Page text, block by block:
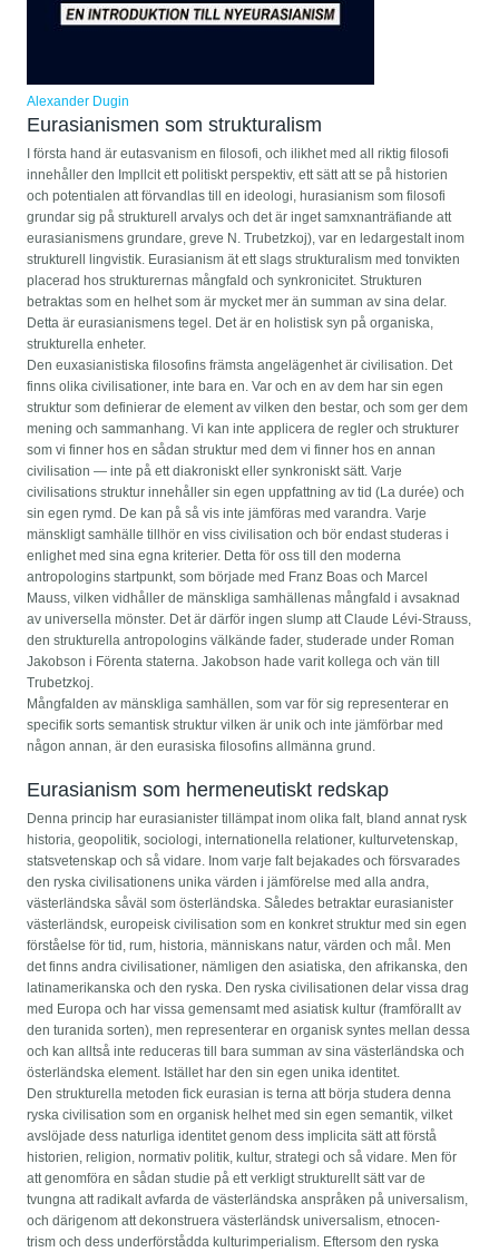
Alexander Dugin
Eurasianismen som strukturalism
I första hand är eutasvanism en filosofi, och ilikhet med all riktig filosofi
innehåller den Impllcit ett politiskt perspektiv, ett sätt att se på historien
och potentialen att förvandlas till en ideologi, hurasianism som filosofi
grundar sig på strukturell arvalys och det är inget samxnanträfiande att
eurasianismens grundare, greve N. Trubetzkoj), var en ledargestalt inom
strukturell lingvistik. Eurasianism ät ett slags strukturalism med tonvikten
placerad hos strukturernas mångfald och synkronicitet. Strukturen
betraktas som en helhet som är mycket mer än summan av sina delar.
Detta är eurasianismens tegel. Det är en holistisk syn på organiska,
strukturella enheter.
Den euxasianistiska filosofins främsta angelägenhet är civilisation. Det
finns olika civilisationer, inte bara en. Var och en av dem har sin egen
struktur som definierar de element av vilken den bestar, och som ger dem
mening och sammanhang. Vi kan inte applicera de regler och strukturer
som vi finner hos en sådan struktur med dem vi finner hos en annan
civilisation — inte på ett diakroniskt eller synkroniskt sätt. Varje
civilisations struktur innehåller sin egen uppfattning av tid (La durée) och
sin egen rymd. De kan på så vis inte jämföras med varandra. Varje
mänskligt samhälle tillhör en viss civilisation och bör endast studeras i
enlighet med sina egna kriterier. Detta för oss till den moderna
antropologins startpunkt, som började med Franz Boas och Marcel
Mauss, vilken vidhåller de mänskliga samhällenas mångfald i avsaknad
av universella mönster. Det är därför ingen slump att Claude Lévi-Strauss,
den strukturella antropologins välkände fader, studerade under Roman
Jakobson i Förenta staterna. Jakobson hade varit kollega och vän till
Trubetzkoj.
Mångfalden av mänskliga samhällen, som var för sig representerar en
specifik sorts semantisk struktur vilken är unik och inte jämförbar med
någon annan, är den eurasiska filosofins allmänna grund.
Eurasianism som hermeneutiskt redskap
Denna princip har eurasianister tillämpat inom olika falt, bland annat rysk
historia, geopolitik, sociologi, internationella relationer, kulturvetenskap,
statsvetenskap och så vidare. Inom varje falt bejakades och försvarades
den ryska civilisationens unika värden i jämförelse med alla andra,
västerländska såväl som österländska. Således betraktar eurasianister
västerländsk, europeisk civilisation som en konkret struktur med sin egen
förståelse för tid, rum, historia, människans natur, värden och mål. Men
det finns andra civilisationer, nämligen den asiatiska, den afrikanska, den
latinamerikanska och den ryska. Den ryska civilisationen delar vissa drag
med Europa och har vissa gemensamt med asiatisk kultur (framförallt av
den turanida sorten), men representerar en organisk syntes mellan dessa
och kan alltså inte reduceras till bara summan av sina västerländska och
österländska element. Istället har den sin egen unika identitet.
Den strukturella metoden fick eurasian is terna att börja studera denna
ryska civilisation som en organisk helhet med sin egen semantik, vilket
avslöjade dess naturliga identitet genom dess implicita sätt att förstå
historien, religion, normativ politik, kultur, strategi och så vidare. Men för
att genomföra en sådan studie på ett verkligt strukturellt sätt var de
tvungna att radikalt avfarda de västerländska anspråken på universalism,
och därigenom att dekonstruera västerländsk universalism, etnocen-
trism och dess underförstådda kulturimperialism. Eftersom den ryska